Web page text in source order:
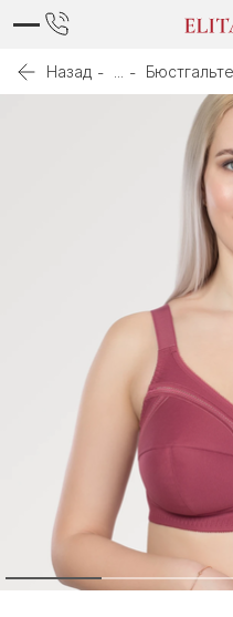
Назад